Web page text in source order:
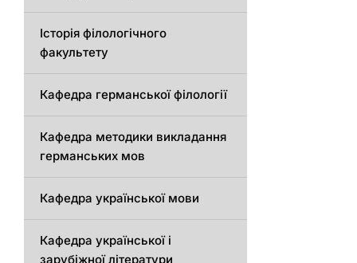
Історія філологічного
факультету
Кафедрa германської філології
Кафедрa методики викладання
германських мов
Кафедра української мови
Кафедра української і
зарубіжної літератури